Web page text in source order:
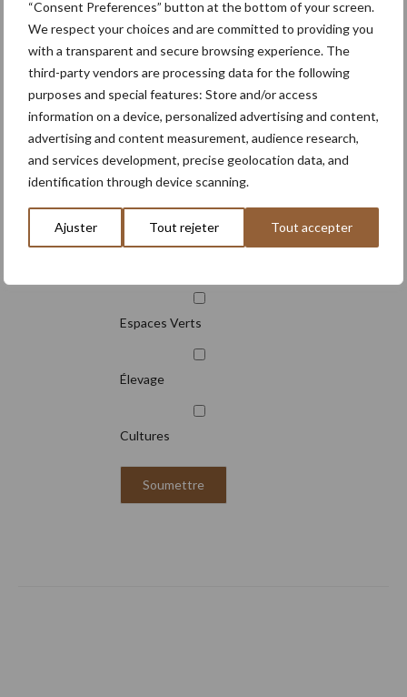
“Consent Preferences” button at the bottom of your screen.
We respect your choices and are committed to providing you
with a transparent and secure browsing experience. The
third-party vendors are processing data for the following
purposes and special features: Store and/or access
information on a device, personalized advertising and content,
advertising and content measurement, audience research,
and services development, precise geolocation data, and
identification through device scanning.
Ajuster Tout rejeter Tout accepter
Saisissez votre adresse e-mai
l ici
Espaces Verts
Élevage
Cultures